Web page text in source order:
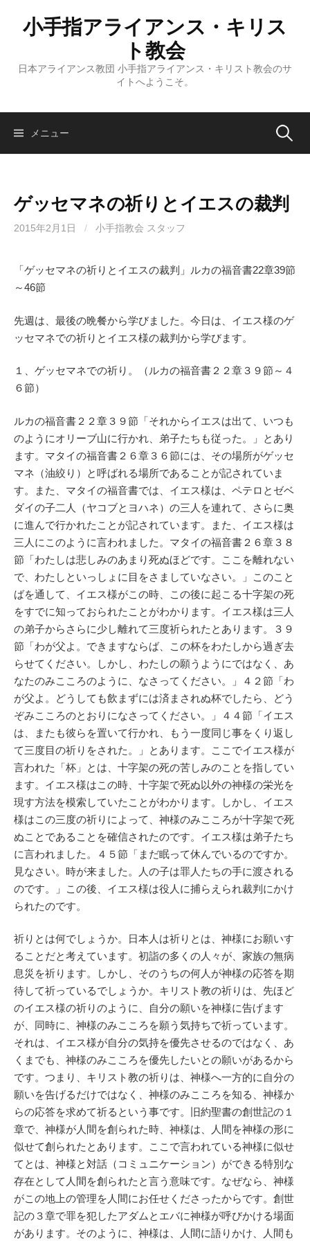
ス
小手指アライアンス・キリス
ト教会
日本アライアンス教団 小手指アライアンス・キリスト教会のサ
イトへようこそ。
メニュー 検
ゲッセマネの祈りとイエスの裁判
2015年2月1日 / 小手指教会 スタッフ
「ゲッセマネの祈りとイエスの裁判」ルカの福音書22章39節
～46節
先週は、最後の晩餐から学びました。今日は、イエス様のゲ
ッセマネでの祈りとイエス様の裁判から学びます。
１、ゲッセマネでの祈り。（ルカの福音書２２章３９節～４
６節）
ルカの福音書２２章３９節「それからイエスは出て、いつも
のようにオリーブ山に行かれ、弟子たちも従った。」とあり
ます。マタイの福音書２６章３６節には、その場所がゲッセ
マネ（油絞り）と呼ばれる場所であることが記されていま
す。また、マタイの福音書では、イエス様は、ペテロとゼベ
ダイの子二人（ヤコブとヨハネ）の三人を連れて、さらに奥
に進んで行かれたことが記されています。また、イエス様は
三人にこのように言われました。マタイの福音書２６章３８
節「わたしは悲しみのあまり死ぬほどです。ここを離れない
で、わたしといっしょに目をさましていなさい。」このこと
ばを通して、イエス様がこの時、この後に起こる十字架の死
をすでに知っておられたことがわかります。イエス様は三人
の弟子からさらに少し離れて三度祈られたとあります。３９
節「わが父よ。できますならば、この杯をわたしから過ぎ去
らせてください。しかし、わたしの願うようにではなく、あ
なたのみこころのように、なさってください。」４２節「わ
が父よ。どうしても飲まずには済まされぬ杯でしたら、どう
ぞみこころのとおりになさってください。」４４節「イエス
は、またも彼らを置いて行かれ、もう一度同じ事をくり返し
て三度目の祈りをされた。」とあります。ここでイエス様が
言われた「杯」とは、十字架の死の苦しみのことを指してい
ます。イエス様はこの時、十字架で死ぬ以外の神様の栄光を
現す方法を模索していたことがわかります。しかし、イエス
様はこの三度の祈りによって、神様のみこころが十字架で死
ぬことであることを確信されたのです。イエス様は弟子たち
に言われました。４５節「まだ眠って休んでいるのですか。
見なさい。時が来ました。人の子は罪人たちの手に渡される
のです。」この後、イエス様は役人に捕らえられ裁判にかけ
られたのです。
祈りとは何でしょうか。日本人は祈りとは、神様にお願いす
ることだと考えています。初詣の多くの人々が、家族の無病
息災を祈ります。しかし、そのうちの何人が神様の応答を期
待して祈っているでしょうか。キリスト教の祈りは、先ほど
のイエス様の祈りのように、自分の願いを神様に告げます
が、同時に、神様のみこころを願う気持ちで祈っています。
それは、イエス様が自分の気持を優先させるのではなく、あ
くまでも、神様のみこころを優先したいとの願いがあるから
です。つまり、キリスト教の祈りは、神様へ一方的に自分の
願いを告げるだけではなく、神様のみこころを知る、神様か
らの応答を求めて祈るという事です。旧約聖書の創世記の１
章で、神様が人間を創られた時、神様は、人間を神様の形に
似せて創られたとあります。ここで言われている神様に似せ
てとは、神様と対話（コミュニケーション）ができる特別な
存在として人間を創られたと言う意味です。なぜなら、神様
がこの地上の管理を人間にお任せくださったからです。創世
記の３章で罪を犯したアダムとエバに神様が呼びかける場面
があります。そのように、神様は、人間に語りかけ、人間も